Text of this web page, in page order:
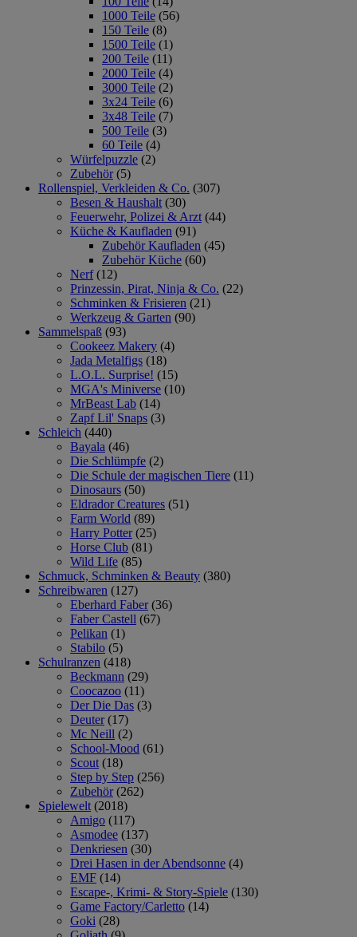
1000 Teile (56)
150 Teile (8)
1500 Teile (1)
200 Teile (11)
2000 Teile (4)
3000 Teile (2)
3x24 Teile (6)
3x48 Teile (7)
500 Teile (3)
60 Teile (4)
Würfelpuzzle (2)
Zubehör (5)
Rollenspiel, Verkleiden & Co. (307)
Besen & Haushalt (30)
Feuerwehr, Polizei & Arzt (44)
Küche & Kaufladen (91)
Zubehör Kaufladen (45)
Zubehör Küche (60)
Nerf (12)
Prinzessin, Pirat, Ninja & Co. (22)
Schminken & Frisieren (21)
Werkzeug & Garten (90)
Sammelspaß (93)
Cookeez Makery (4)
Jada Metalfigs (18)
L.O.L. Surprise! (15)
MGA's Miniverse (10)
MrBeast Lab (14)
Zapf Lil' Snaps (3)
Schleich (440)
Bayala (46)
Die Schlümpfe (2)
Die Schule der magischen Tiere (11)
Dinosaurs (50)
Eldrador Creatures (51)
Farm World (89)
Harry Potter (25)
Horse Club (81)
Wild Life (85)
Schmuck, Schminken & Beauty (380)
Schreibwaren (127)
Eberhard Faber (36)
Faber Castell (67)
Pelikan (1)
Stabilo (5)
Schulranzen (418)
Beckmann (29)
Coocazoo (11)
Der Die Das (3)
Deuter (17)
Mc Neill (2)
School-Mood (61)
Scout (18)
Step by Step (256)
Zubehör (262)
Spielewelt (2018)
Amigo (117)
Asmodee (137)
Denkriesen (30)
Drei Hasen in der Abendsonne (4)
EMF (14)
Escape-, Krimi- & Story-Spiele (130)
Game Factory/Carletto (14)
Goki (28)